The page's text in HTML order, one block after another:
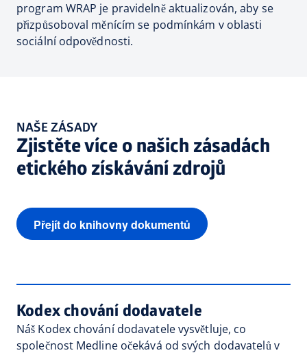
program WRAP je pravidelně aktualizován, aby se
přizpůsoboval měnícím se podmínkám v oblasti
sociální odpovědnosti.
NAŠE ZÁSADY
Zjistěte více o našich zásadách
etického získávání zdrojů
Přejít do knihovny dokumentů
Kodex chování dodavatele
Náš Kodex chování dodavatele vysvětluje, co
společnost Medline očekává od svých dodavatelů v